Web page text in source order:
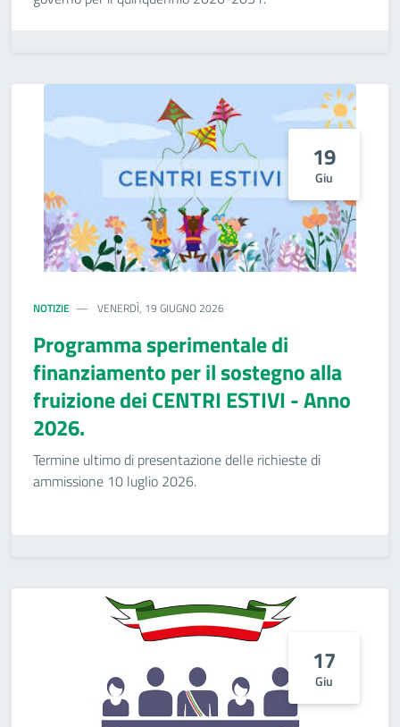
19
Giu
NOTIZIE VENERDÌ, 19 GIUGNO 2026
Programma sperimentale di
finanziamento per il sostegno alla
fruizione dei CENTRI ESTIVI - Anno
2026.
Termine ultimo di presentazione delle richieste di
ammissione 10 luglio 2026.
17
Giu